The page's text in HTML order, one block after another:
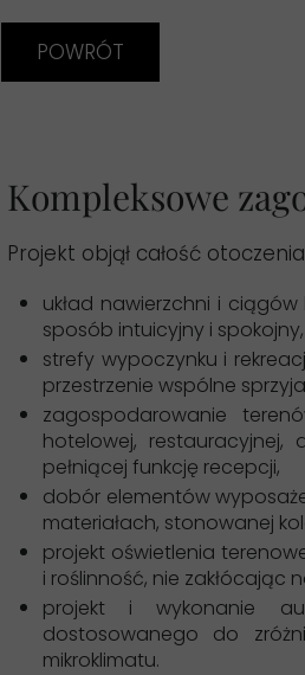
POWRÓT
Kompleksowe
Projekt objął całość
układ nawierzchni i
sposób intuicyjny i spokojny,
strefy wypoczynku i
przestrzenie wspólne
zagospodarowanie
hotelowej, restauracyjnej,
pełniącej funkcję recepcji,
dobór elementów
materiałach, stonowanej
projekt oświetlenia
i roślinność, nie zakłócając
projekt i wykonanie
dostosowanego do
mikroklimatu.